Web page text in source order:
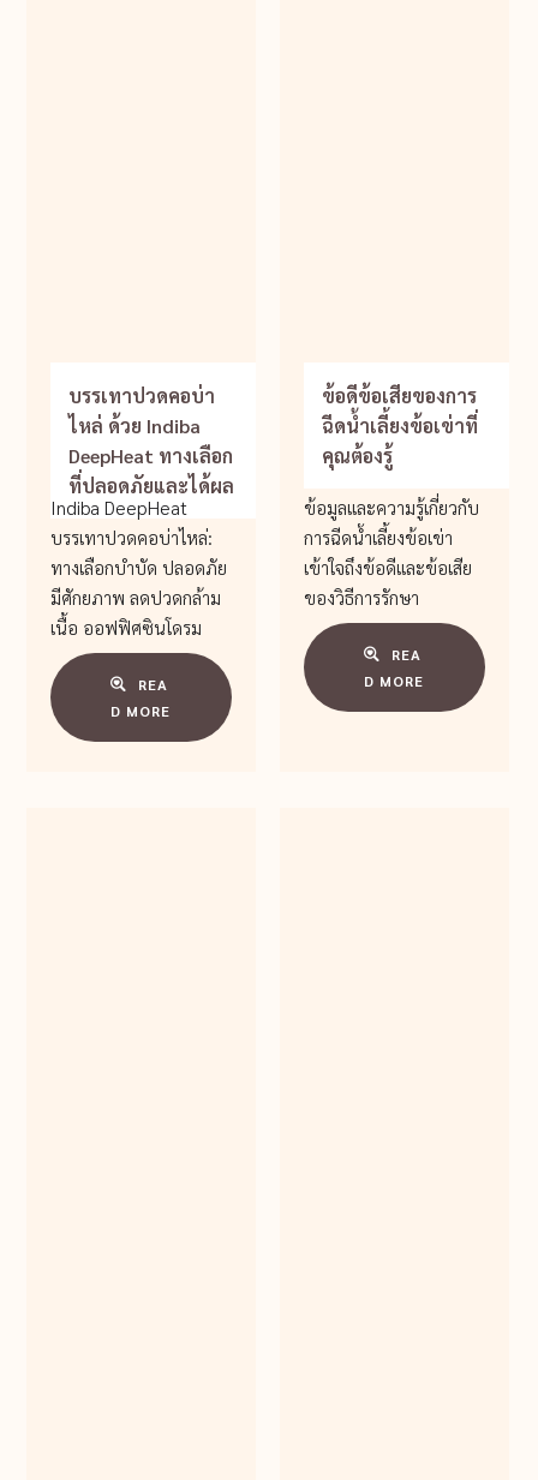
บรรเทาปวดคอบ่า
ไหล่ ด้วย Indiba
DeepHeat ทางเลือก
ที่ปลอดภัยและได้ผล
Indiba DeepHeat
บรรเทาปวดคอบ่าไหล่:
ทางเลือกบำบัด ปลอดภัย
มีศักยภาพ ลดปวดกล้าม
เนื้อ ออฟฟิศซินโดรม
REA
D MORE
ข้อดีข้อเสียของการ
ฉีดน้ำเลี้ยงข้อเข่าที่
คุณต้องรู้
ข้อมูลและความรู้เกี่ยวกับ
การฉีดน้ำเลี้ยงข้อเข่า
เข้าใจถึงข้อดีและข้อเสีย
ของวิธีการรักษา
REA
D MORE